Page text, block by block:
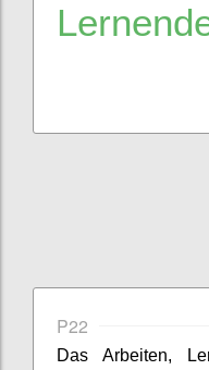
P22
Das Arbeiten,